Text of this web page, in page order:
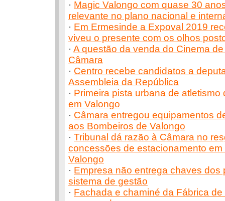
· Magic Valongo com quase 30
relevante no plano nacional e
· Em Ermesinde a Expoval 2019
viveu o presente com os olhos
· A questão da venda do Cinema
Câmara
· Centro recebe candidatos a
Assembleia da República
· Primeira pista urbana de
em Valongo
· Câmara entregou equipamentos
aos Bombeiros de Valongo
· Tribunal dá razão à Câmara no
concessões de estacionamento
Valongo
· Empresa não entrega chaves dos
sistema de gestão
· Fachada e chaminé da Fábrica